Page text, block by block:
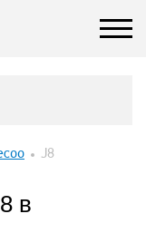
J8
в